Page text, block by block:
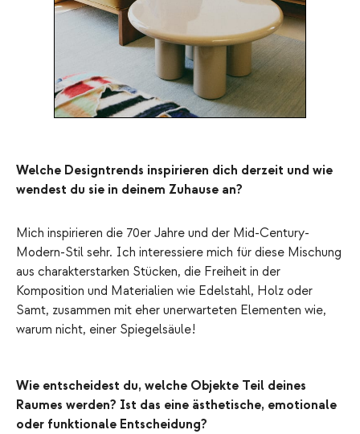
Welche Designtrends inspirieren dich derzeit und wie
wendest du sie in deinem Zuhause an?
Mich inspirieren die 70er Jahre und der Mid-Century-
Modern-Stil sehr. Ich interessiere mich für diese Mischung
aus charakterstarken Stücken, die Freiheit in der
Komposition und Materialien wie Edelstahl, Holz oder
Samt, zusammen mit eher unerwarteten Elementen wie,
warum nicht, einer Spiegelsäule!
Wie entscheidest du, welche Objekte Teil deines
Raumes werden? Ist das eine ästhetische, emotionale
oder funktionale Entscheidung?